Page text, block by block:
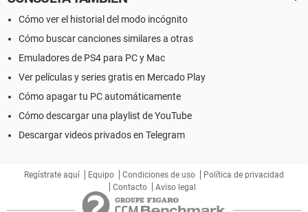
Cómo ver el historial del modo incógnito
Cómo buscar canciones similares a otras
Emuladores de PS4 para PC y Mac
Ver películas y series gratis en Mercado Play
Cómo apagar tu PC automáticamente
Cómo descargar una playlist de YouTube
Descargar videos privados en Telegram
Regístrate aquí Equipo Condiciones de uso
Política de privacidad
Contacto
Aviso legal